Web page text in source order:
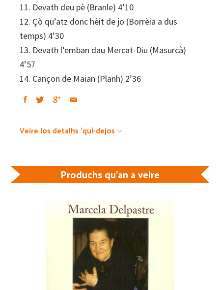
11. Devath deu pè (Branle) 4’10
12. Çò qu’atz donc hèit de jo (Borrèia a dus
temps) 4’30
13. Devath l’emban dau Mercat-Diu (Masurcà)
4’57
14. Cançon de Maian (Planh) 2’36
Veire los detalhs 'quí-dejos
Produchs qu'an a veire